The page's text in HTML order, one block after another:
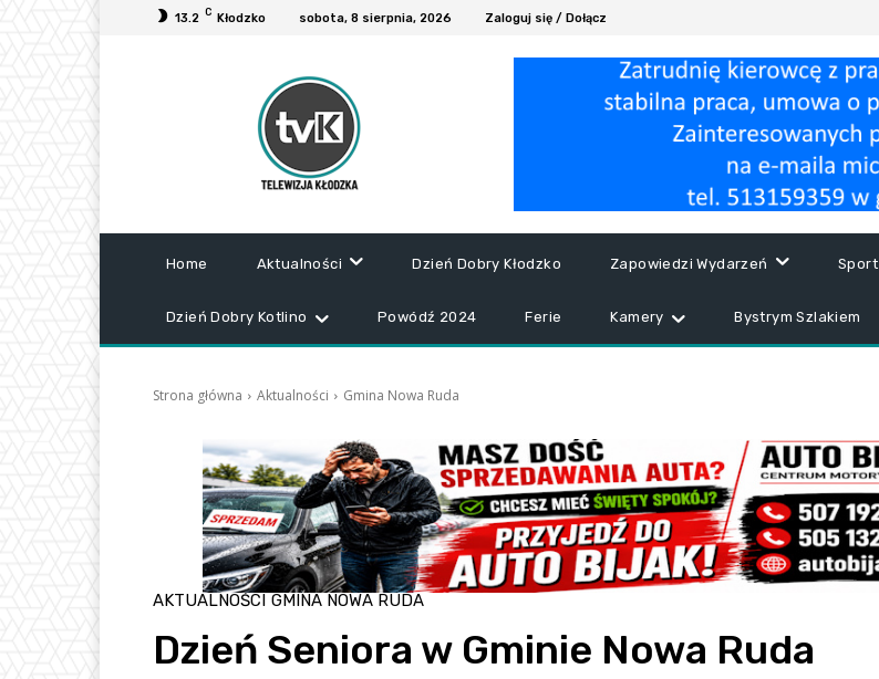
13.2 C Kłodzko sobota, 8 sierpnia, 2026 Zaloguj się / Dołącz
Home Aktualności Dzień Dobry Kłodzko Zapowiedzi Wydarzeń Sport
Dzień Dobry Kotlino Powódź 2024 Ferie Kamery Bystrym Szlakiem
Strona główna Aktualności Gmina Nowa Ruda
AKTUALNOŚCI GMINA NOWA RUDA
Dzień Seniora w Gminie Nowa Ruda